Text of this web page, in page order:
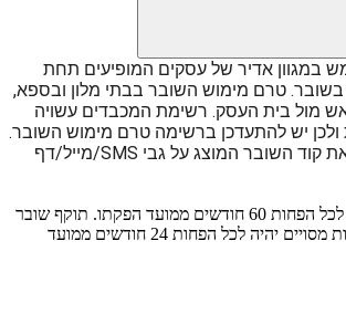
תוקף שובר כספי הינו לכל הפחות 60 חודשים ממועד הפקתו. תוקף שובר
לרכישת מוצר או שירות מסויים יהיה לכל הפחות 24 חודשים ממועד